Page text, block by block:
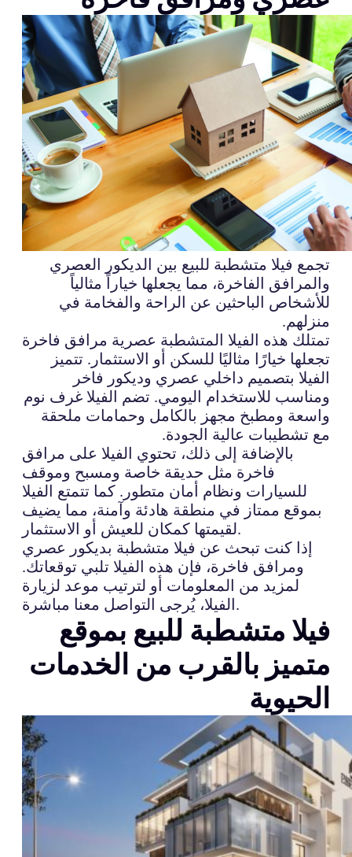
تجمع فيلا متشطبة للبيع بين الديكور العصري
والمرافق الفاخرة، مما يجعلها خياراً مثالياً
للأشخاص الباحثين عن الراحة والفخامة في
منزلهم.
تمتلك هذه الفيلا المتشطبة عصرية مرافق فاخرة
تجعلها خيارًا مثاليًا للسكن أو الاستثمار. تتميز
الفيلا بتصميم داخلي عصري وديكور فاخر
ومناسب للاستخدام اليومي. تضم الفيلا غرف نوم
واسعة ومطبخ مجهز بالكامل وحمامات ملحقة
مع تشطيبات عالية الجودة.
بالإضافة إلى ذلك، تحتوي الفيلا على مرافق
فاخرة مثل حديقة خاصة ومسبح وموقف
للسيارات ونظام أمان متطور. كما تتمتع الفيلا
بموقع ممتاز في منطقة هادئة وآمنة، مما يضيف
لقيمتها كمكان للعيش أو الاستثمار.
إذا كنت تبحث عن فيلا متشطبة بديكور عصري
ومرافق فاخرة، فإن هذه الفيلا تلبي توقعاتك.
لمزيد من المعلومات أو لترتيب موعد لزيارة
الفيلا، يُرجى التواصل معنا مباشرة.
فيلا متشطبة للبيع بموقع
متميز بالقرب من الخدمات
الحيوية